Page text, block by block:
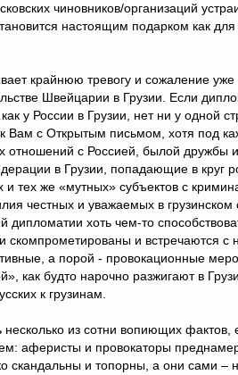
чиновников/организаций
настоящим подарком как
крайнюю тревогу и сожаление
Швейцарии в Грузии. Если
у России в Грузии, нет ни у одной
к Вам с Открытым письмом, хотя под
отношений с Россией, былой
в Грузии, попадающие в круг
и тех же «мутных» субъектов с
честных и уважаемых в
хоть чем-то
и встречаются с
а порой - провокационные
как будто нарочно разжигают в
к грузинам.
из сотни вопиющих фактов,
аферисты и провокаторы
скандальны и топорны, а они сами